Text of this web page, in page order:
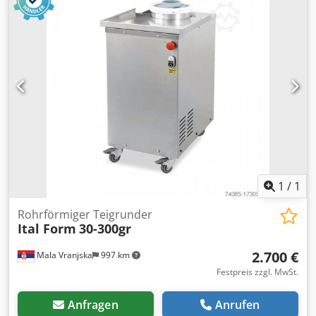
Nettopreis. WIR SPRECHEN ENGLISCH, DEUTSCH,
FRANZÖSISCH, RUSSISCH, UKRAINISCH. In unserem Lager
verfügen wir über eine große Auswahl an Bäckereiöfen:
Etagenöfen, Rotationsöfen, Gas-, Öl-, Elektroöfen
verschiedener Hersteller. Wir bieten auch Maschinen und
Bäckereiausrüstung, Brötchenlinien, Brotlinien. Wenn Sie
unser vollständiges aktuelles Angebot sehen möchten,
1 / 1
Mala Vranjska 997 km
Rohrförmiger Teigrunder
Ital Form 30-300gr
2.700 €
Festpreis zzgl. MwSt.
Anfragen Anrufen